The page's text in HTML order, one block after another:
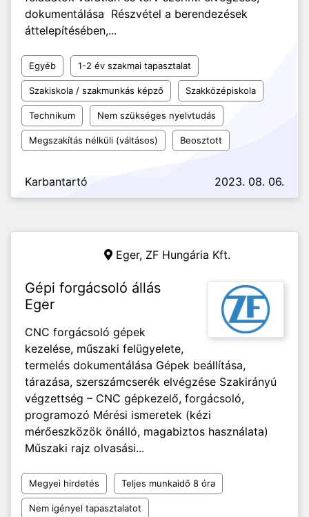
dokumentálása Részvétel a berendezések
áttelepítésében,...
Egyéb 1-2 év szakmai tapasztalat
Szakiskola / szakmunkás képző Szakközépiskola
Technikum Nem szükséges nyelvtudás
Megszakítás nélküli (váltásos) Beosztott
Karbantartó 2023. 08. 06.
Eger, ZF Hungária Kft.
Gépi forgácsoló állás
Eger
CNC forgácsoló gépek
kezelése, műszaki felügyelete,
termelés dokumentálása Gépek beállítása,
tárazása, szerszámcserék elvégzése Szakirányú
végzettség – CNC gépkezelő, forgácsoló,
programozó Mérési ismeretek (kézi
mérőeszközök önálló, magabiztos használata)
Műszaki rajz olvasási...
Megyei hirdetés Teljes munkaidő 8 óra
Nem igényel tapasztalatot